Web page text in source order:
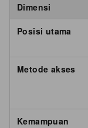
Dimensi
Posisi utama
Metode akses
Kemampuan